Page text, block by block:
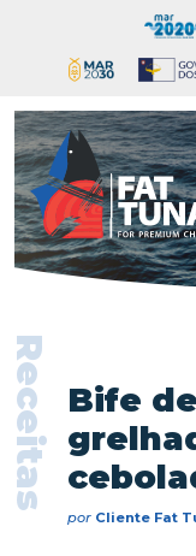
Receitas Bife
por Cliente Fat